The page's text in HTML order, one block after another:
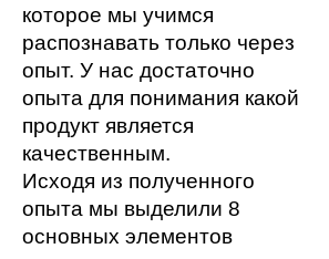
которое мы учимся
распознавать только через
опыт. У нас достаточно
опыта для понимания какой
продукт является
качественным.
Исходя из полученного
опыта мы выделили 8
основных элементов